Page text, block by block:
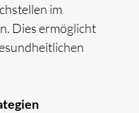
im
Dies ermöglicht